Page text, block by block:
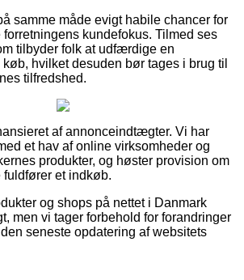
samme måde evigt habile chancer for
kundefokus. Tilmed ses
tilbyder folk at udfærdige en
hvilket desuden bør tages i brug til
tilfredshed.
af annonceindtægter. Vi har
et hav af online virksomheder og
produkter, og høster provision om
fuldfører et indkøb.
og shops på nettet i Danmark
men vi tager forbehold for forandringer
seneste opdatering af websitets